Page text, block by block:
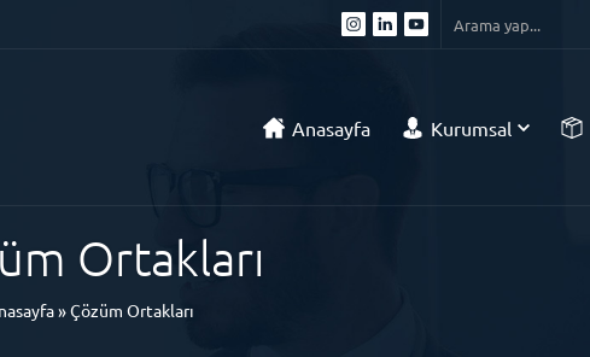
Anasayfa Kurumsal
Ortakları
»Çözüm Ortakları